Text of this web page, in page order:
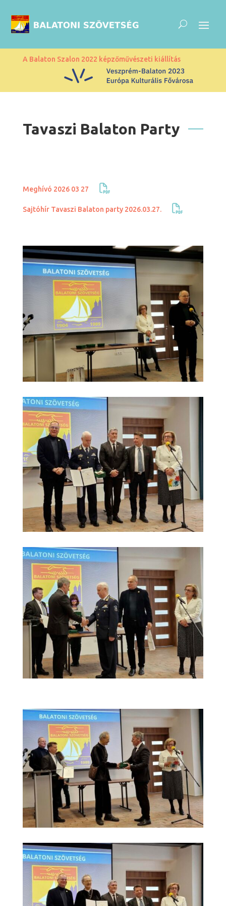
A Balaton Szalon 2022 képzőművészeti kiállítás
Tavaszi Balaton Party
Meghívó 2026 03 27
Sajtóhír Tavaszi Balaton party 2026.03.27.